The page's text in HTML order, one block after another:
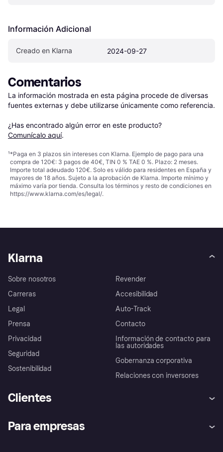
Información Adicional
Creado en Klarna 2024-09-27
Comentarios
La información mostrada en esta página procede de diversas
fuentes externas y debe utilizarse únicamente como referencia.
¿Has encontrado algún error en este producto?
Comunícalo aquí.
¹*Paga en 3 plazos sin intereses con Klarna. Ejemplo de pago para una
compra de 120€: 3 pagos de 40€, TIN 0 % TAE 0 %. Plazo: 2 meses.
Importe total adeudado 120€. Solo es válido para residentes en España y
mayores de 18 años. Sujeto a la aprobación de Klarna. Importe mínimo y
máximo varía por tienda. Consulta los términos y resto de condiciones en
https://www.klarna.com/es/legal/.
Klarna
Sobre nosotros
Carreras
Legal
Prensa
Privacidad
Seguridad
Sostenibilidad
Revender
Accesibilidad
Auto-Track
Contacto
Información de contacto para
las autoridades
Gobernanza corporativa
Relaciones con inversores
Clientes
Inicio de sesión
Para empresas